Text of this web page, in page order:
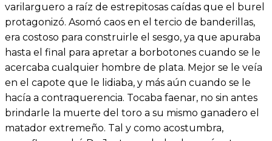
varilarguero a raíz de estrepitosas caídas que el burel
protagonizó. Asomó caos en el tercio de banderillas,
era costoso para construirle el sesgo, ya que apuraba
hasta el final para apretar a borbotones cuando se le
acercaba cualquier hombre de plata. Mejor se le veía
en el capote que le lidiaba, y más aún cuando se le
hacía a contraquerencia. Tocaba faenar, no sin antes
brindarle la muerte del toro a su mismo ganadero el
matador extremeño. Tal y como acostumbra,